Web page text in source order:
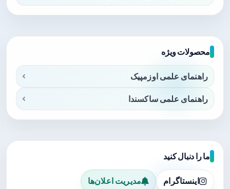
محصولات ویژه
راهنمای علمی اوزمپیک
راهنمای علمی ساکسندا
ما را دنبال کنید
اینستاگرام مدیریت اعلان‌ها